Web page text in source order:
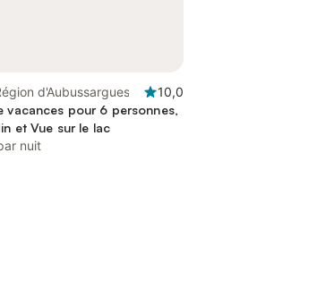
d'Aubussargues
10,0
vacances pour 6 personnes,
et Vue sur le lac
nuit